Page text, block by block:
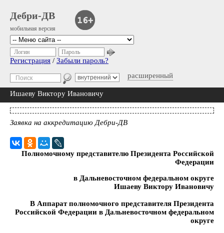
Дебри-ДВ
мобильная версия
расширенный
Логин Пароль
Регистрация / Забыли пароль?
Ишаеву Виктору Ивановичу
Заявка на аккредитацию Дебри-ДВ
Полномочному представителю Президента Российской
Федерации
в Дальневосточном федеральном округе
Ишаеву Виктору Ивановичу
В Аппарат полномочного представителя Президента
Российской Федерации в Дальневосточном федеральном
округе